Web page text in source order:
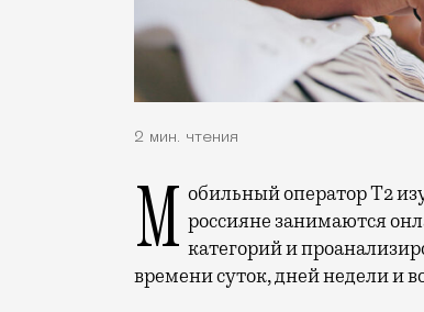
2 мин. чтения
Мобильный оператор Т2 изучил модели интернет-потребления и выяснил, чем россияне занимаются
категорий и
времени суток, дней недели и